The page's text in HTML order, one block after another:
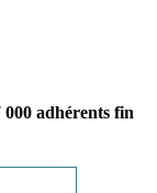
adhérents fin